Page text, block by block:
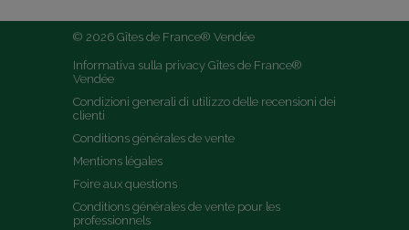
© 2026 Gîtes de France® Vendée
Informativa sulla privacy Gîtes de France®
Vendée
Condizioni generali di utilizzo delle recensioni dei
clienti
Conditions générales de vente
Mentions légales
Foire aux questions
Conditions générales de vente pour les
professionnels